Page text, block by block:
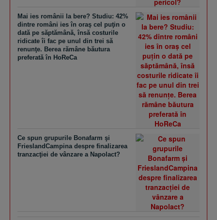
Mai ies românii la bere? Studiu: 42%
dintre români ies în oraş cel puţin o
dată pe săptămână, însă costurile
ridicate îi fac pe unul din trei să
renunţe. Berea rămâne băutura
preferată în HoReCa
Ce spun grupurile Bonafarm şi
FrieslandCampina despre finalizarea
tranzacţiei de vânzare a Napolact?